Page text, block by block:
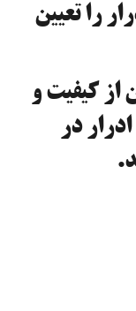
را تعیین
از کیفیت و
در